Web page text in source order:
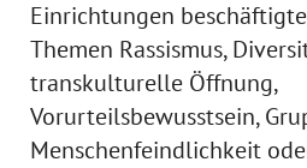
Einrichtungen
Themen Rassismus,
transkulturelle Öffnung,
Vorurteilsbewusstsein,
Menschenfeindlichkeit